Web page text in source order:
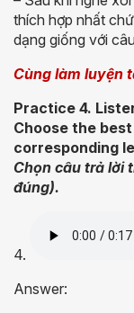
thích hợp nhất
dạng giống với
Cùng làm luyện
Practice 4.
Choose the
corresponding
Chọn câu trả lời
đúng).
4.
Answer: